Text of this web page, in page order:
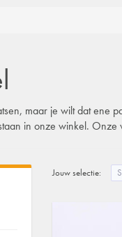
maar je wilt dat ene
in onze winkel.
Jouw selectie: